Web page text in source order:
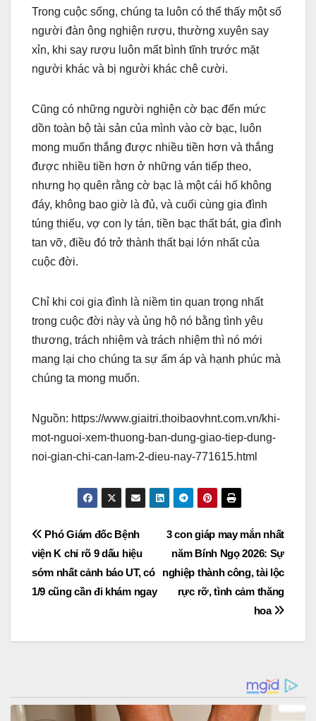
Trong cuộc sống, chúng ta luôn có thể thấy một số
người đàn ông nghiện rượu, thường xuyên say
xỉn, khi say rượu luôn mất bình tĩnh trước mặt
người khác và bị người khác chê cười.
Cũng có những người nghiện cờ bạc đến mức
dồn toàn bộ tài sản của mình vào cờ bạc, luôn
mong muốn thắng được nhiều tiền hơn và thắng
được nhiều tiền hơn ở những ván tiếp theo,
nhưng họ quên rằng cờ bạc là một cái hố không
đáy, không bao giờ là đủ, và cuối cùng gia đình
túng thiếu, vợ con ly tán, tiền bạc thất bát, gia đình
tan vỡ, điều đó trở thành thất bại lớn nhất của
cuộc đời.
Chỉ khi coi gia đình là niềm tin quan trọng nhất
trong cuộc đời này và ủng hộ nó bằng tình yêu
thương, trách nhiệm và trách nhiệm thì nó mới
mang lại cho chúng ta sự ấm áp và hạnh phúc mà
chúng ta mong muốn.
Nguồn: https://www.giaitri.thoibaovhnt.com.vn/khi-
mot-nguoi-xem-thuong-ban-dung-giao-tiep-dung-
noi-gian-chi-can-lam-2-dieu-nay-771615.html
Post
navigation
3 con giáp may mắn nhất
năm Bính Ngọ 2026: Sự
nghiệp thành công, tài lộc
rực rỡ, tình cảm thăng
hoa
Phó Giám đốc Bệnh
viện K chỉ rõ 9 dấu hiệu
sớm nhất cảnh báo UT, có
1/9 cũng cần đi khám ngay